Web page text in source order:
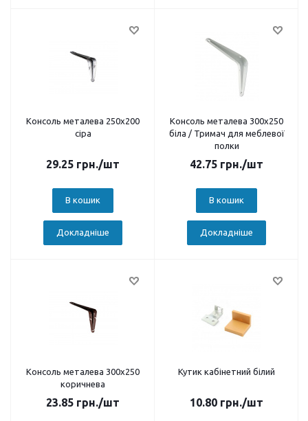
Консоль металева 250х200
сіра
29.25 грн./шт
В кошик
Докладніше
Консоль металева 300х250
біла / Тримач для меблевої
полки
42.75 грн./шт
В кошик
Докладніше
Консоль металева 300х250
коричнева
23.85 грн./шт
Кутик кабінетний білий
10.80 грн./шт